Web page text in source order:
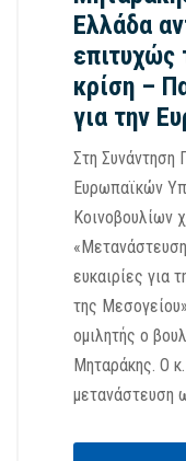
Ελλάδα
επιτυχώς
κρίση –
για την
Στη
Ευρωπαϊκών
Κοινοβουλίων
ευκαιρίες για
της
ομιλητής ο
Μηταράκης. Ο
μετανάστευση